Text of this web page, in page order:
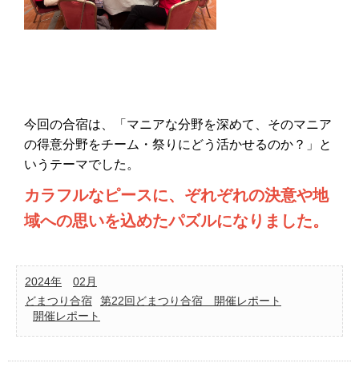
今回の合宿は、「マニアな分野を深めて、そのマニア
の得意分野をチーム・祭りにどう活かせるのか？」と
いうテーマでした。
カラフルなピースに、ぞれぞれの決意や地
域への思いを込めたパズルになりました。
2024年
02月
どまつり合宿
第22回どまつり合宿 開催レポート
開催レポート